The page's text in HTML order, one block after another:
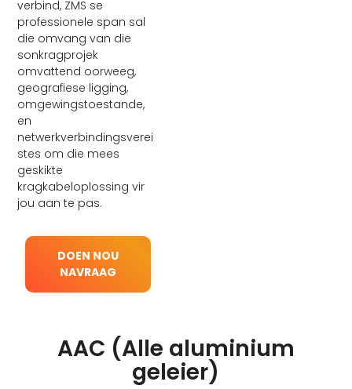
verbind, ZMS se
professionele span sal
die omvang van die
sonkragprojek
omvattend oorweeg,
geografiese ligging,
omgewingstoestande,
en
netwerkverbindingsverei
stes om die mees
geskikte
kragkabeloplossing vir
jou aan te pas.
DOEN NOU
NAVRAAG
AAC (Alle aluminium
geleier)